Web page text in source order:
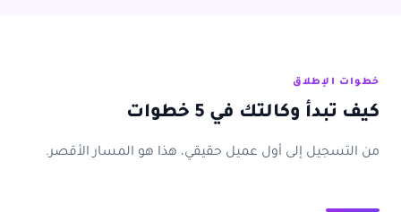
خطوات الإطلاق
كيف تبدأ وكالتك في 5 خطوات
من التسجيل إلى أول عميل حقيقي، هذا هو المسار الأقصر.